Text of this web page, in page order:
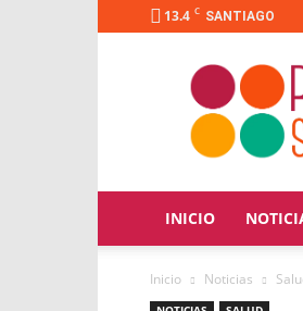
13.4 C SANTIAGO
INICIO
Inicio Noticias